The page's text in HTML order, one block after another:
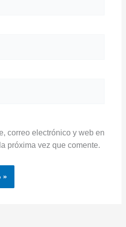
correo electrónico y web en
próxima vez que comente.